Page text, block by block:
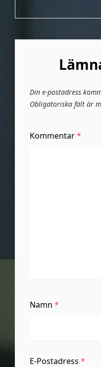
Din e-postadress
Obligatoriska fält är
Kommentar*
Namn *
E-Postadress *